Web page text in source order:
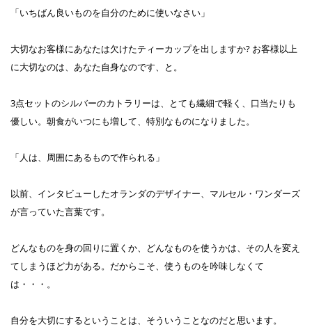
「いちばん良いものを自分のために使いなさい」
大切なお客様にあなたは欠けたティーカップを出しますか? お客様以上
に大切なのは、あなた自身なのです、と。
3点セットのシルバーのカトラリーは、とても繊細で軽く、口当たりも
優しい。朝食がいつにも増して、特別なものになりました。
「人は、周囲にあるもので作られる」
以前、インタビューしたオランダのデザイナー、マルセル・ワンダーズ
が言っていた言葉です。
どんなものを身の回りに置くか、どんなものを使うかは、その人を変え
てしまうほど力がある。だからこそ、使うものを吟味しなくて
は・・・。
自分を大切にするということは、そういうことなのだと思います。